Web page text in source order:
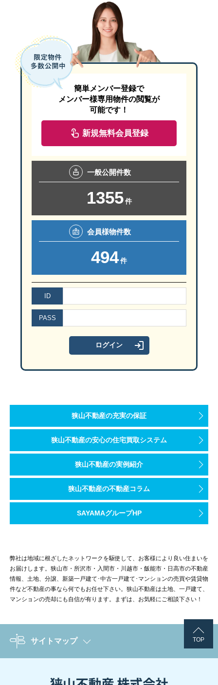
簡単メンバー登録で
メンバー様専用物件の閲覧が
可能です！
新規無料会員登録
一般公開件数
1355 件
会員様物件数
494件
ID
PASS
狭山不動産の充実の保証
狭山不動産の安心の住宅買取システム
狭山不動産の実例紹介
狭山不動産の不動産コラム
SAYAMAグループHP
弊社は地域に根ざしたネットワークを駆使して、お客様により良い住まいを
お届けします。狭山市・所沢市・入間市・川越市・飯能市・日高市の不動産
情報、土地、分譲、新築一戸建て･中古一戸建て･マンションの売買や賃貸物
件など不動産の事なら何でもお任せ下さい。狭山不動産は土地、一戸建て、
マンションの売却にも自信が有ります。まずは、お気軽にご相談下さい！
TOP
サイトマップ